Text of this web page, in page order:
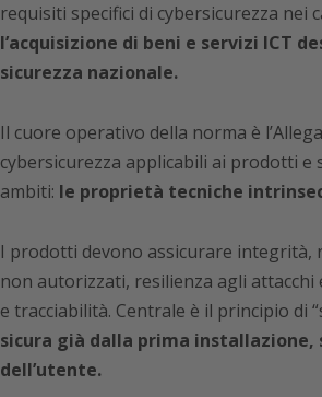
requisiti specifici di cybersicurezza nei
l’acquisizione di beni e servizi ICT
sicurezza nazionale.
Il cuore operativo della norma è
cybersicurezza applicabili ai prodotti e
ambiti: le proprietà tecniche
I prodotti devono assicurare integrità,
non autorizzati, resilienza agli
e tracciabilità. Centrale è il principio di
sicura già dalla prima
dell’utente.